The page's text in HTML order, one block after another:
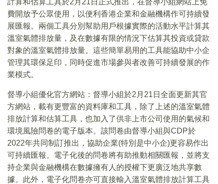
計算和估算工具於2月21日正式推出，在督導小組網站上免
費開放予公眾使用，以便利香港企業和金融機構作可持續發
展匯報。兩個工具分別幫助用戶根據實際的活動水平計算其
溫室氣體排放量，及在數據有限的情況下估算其投資或貸款
對象的溫室氣體排放量。這些簡單易用的工具能協助中小企
管理其環保足印，同時促進市場參與者改善可持續發展的作
業模式。
督導小組優化官方網站：督導小組於2月21日全面更新其官
方網站，載有更豐富的資料庫和工具，除了上述的溫室氣體
排放計算和估算工具，也加入了供非上市公司使用的氣候和
環境風險問卷的電子版本。該問卷由督導小組與CDP於
2022年共同制訂推出，協助企業(特別是中小企)更容易作出
可持續匯報。電子化後的問卷將有助推動相關匯報，並將支
持企業與金融機構在數據擁有人的授權下更廣泛地共享數
據。此外，電子化問卷亦可直接輸入溫室氣體排放計算工具